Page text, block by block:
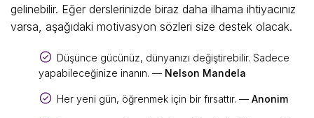
gelinebilir. Eğer derslerinizde biraz daha ilhama ihtiyacınız
varsa, aşağıdaki motivasyon sözleri size destek olacak.
Düşünce gücünüz, dünyanızı değiştirebilir. Sadece
yapabileceğinize inanın. — Nelson Mandela
Her yeni gün, öğrenmek için bir fırsattır. — Anonim